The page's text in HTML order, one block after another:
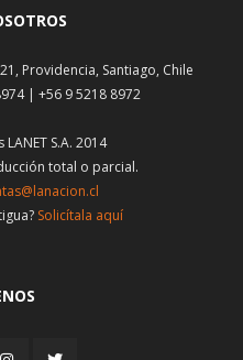
Providencia, Santiago, Chile
| +56 9 5218 8972
S.A. 2014
total o parcial.
Solicítala aquí